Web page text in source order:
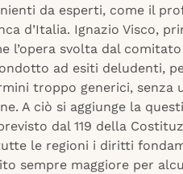
da esperti, come il
d’Italia. Ignazio Visco,
l’opera svolta dal
ad esiti deludenti,
troppo generici, senza
A ciò si aggiunge la
dal 119 della
le regioni i diritti
sempre maggiore per